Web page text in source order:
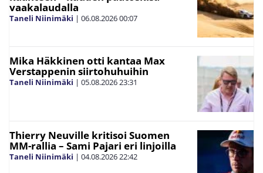
vaakalaudalla
Taneli Niinimäki | 06.08.202600:07
Mika Häkkinen otti kantaa Max
Verstappenin siirtohuhuihin
Taneli Niinimäki | 05.08.202623:31
Thierry Neuville kritisoi Suomen
MM-rallia – Sami Pajari eri linjoilla
Taneli Niinimäki | 04.08.202622:42